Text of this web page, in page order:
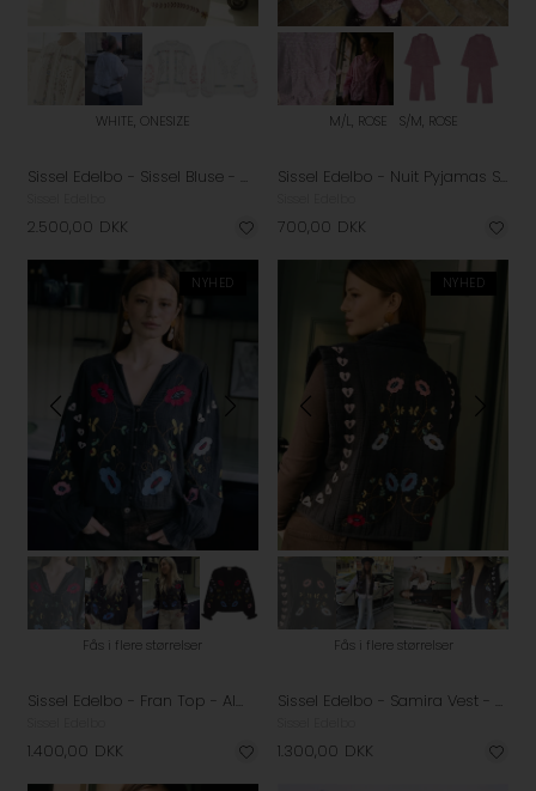
WHITE, ONESIZE
Sissel Edelbo - Sissel Bluse - White
2.500,00 DKK
M/L, ROSE S/M, ROSE
Sissel Edelbo - Nuit Pyjamas Sæt - Rose
700,00 DKK
NYHED
Fås i flere størrelser
Sissel Edelbo - Fran Top - Almost Black
1.400,00 DKK
NYHED
Fås i flere størrelser
Sissel Edelbo - Samira Vest - Almost Black
1.300,00 DKK